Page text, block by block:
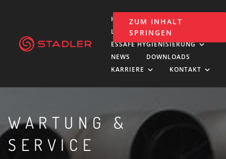
ZUM INHALT
SPRINGEN
HOLDING
ISOBAU
LUFTKLIMA
ESSAFE HYGIENISIERUNG
NEWS
DOWNLOADS
KARRIERE
KONTAKT
WARTUNG &
SERVICE